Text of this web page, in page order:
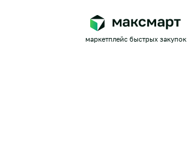
маркетплейс быстрых закупок